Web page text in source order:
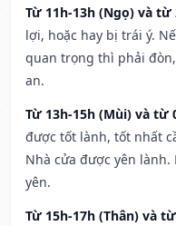
Từ 11h-13h (Ngọ) và từ
lợi, hoặc hay bị trái ý.
quan trọng thì phải
an.
Từ 13h-15h (Mùi) và từ
được tốt lành, tốt nhất
Nhà cửa được yên
yên.
Từ 15h-17h (Thân) và